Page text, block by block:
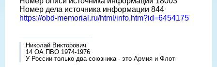
Номер дела источника информации 844
https://obd-memorial.ru/html/info.htm?id=6454175
Николай Викторович
14 ОА ПВО 1974-1976
У России только два союзника - это Армия и Флот